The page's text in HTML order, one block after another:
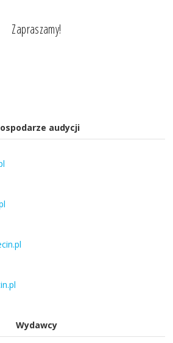
Zapraszamy!
audycji
Wydawcy